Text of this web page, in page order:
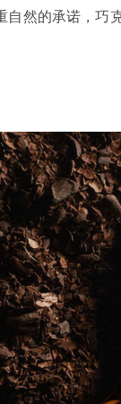
然的承诺，巧